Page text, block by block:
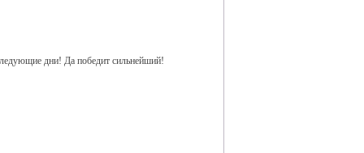
дни! Да победит сильнейший!